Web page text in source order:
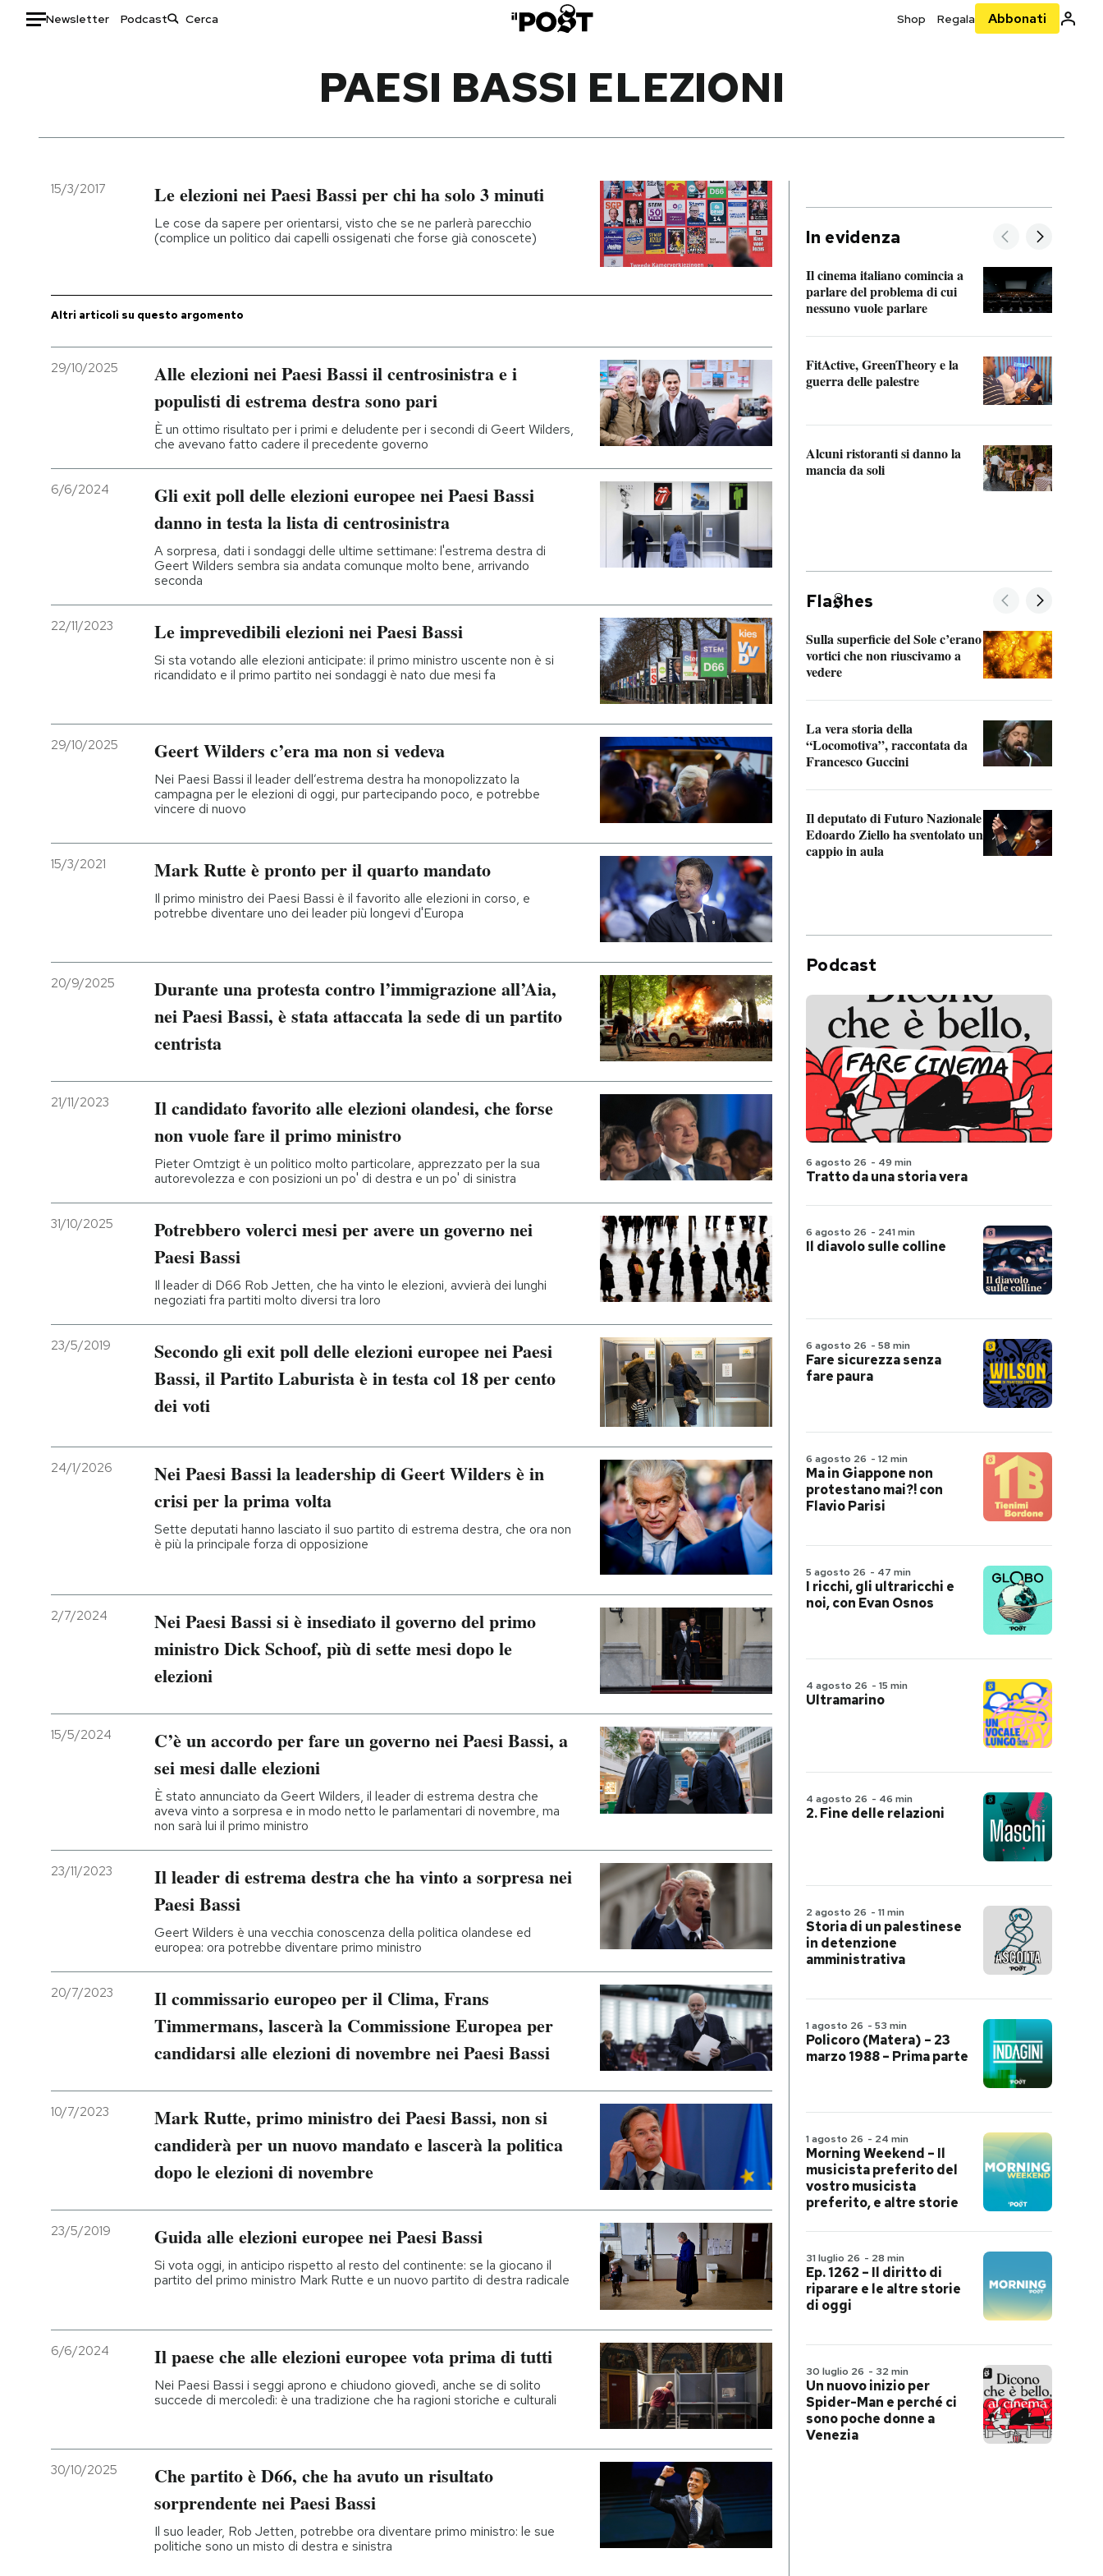
Newsletter Podcast Shop Regala Abbonati
Italia
Politica
Moda
Ok Boomer!
AREA PERSONALE
PAESI BASSI ELEZIONI
15/3/2017 Le elezioni nei Paesi Bassi per chi ha solo 3 minuti
Le cose da sapere per orientarsi, visto che se ne parlerà parecchio
(complice un politico dai capelli ossigenati che forse già conoscete)
Altri articoli su questo argomento
29/10/2025
Alle elezioni nei Paesi Bassi il centrosinistra e i
populisti di estrema destra sono pari
È un ottimo risultato per i primi e deludente per i secondi di Geert Wilders,
che avevano fatto cadere il precedente governo
6/6/2024
Gli exit poll delle elezioni europee nei Paesi Bassi
danno in testa la lista di centrosinistra
A sorpresa, dati i sondaggi delle ultime settimane: l'estrema destra di
Geert Wilders sembra sia andata comunque molto bene, arrivando
seconda
22/11/2023 Le imprevedibili elezioni nei Paesi Bassi
Si sta votando alle elezioni anticipate: il primo ministro uscente non è si
ricandidato e il primo partito nei sondaggi è nato due mesi fa
29/10/2025 Geert Wilders c’era ma non si vedeva
Nei Paesi Bassi il leader dell’estrema destra ha monopolizzato la
campagna per le elezioni di oggi, pur partecipando poco, e potrebbe
vincere di nuovo
15/3/2021 Mark Rutte è pronto per il quarto mandato
Il primo ministro dei Paesi Bassi è il favorito alle elezioni in corso, e
potrebbe diventare uno dei leader più longevi d'Europa
20/9/2025
Durante una protesta contro l’immigrazione all’Aia,
nei Paesi Bassi, è stata attaccata la sede di un partito
centrista
21/11/2023
Il candidato favorito alle elezioni olandesi, che forse
non vuole fare il primo ministro
Pieter Omtzigt è un politico molto particolare, apprezzato per la sua
autorevolezza e con posizioni un po' di destra e un po' di sinistra
31/10/2025
Potrebbero volerci mesi per avere un governo nei
Paesi Bassi
Il leader di D66 Rob Jetten, che ha vinto le elezioni, avvierà dei lunghi
negoziati fra partiti molto diversi tra loro
23/5/2019
Secondo gli exit poll delle elezioni europee nei Paesi
Bassi, il Partito Laburista è in testa col 18 per cento
dei voti
24/1/2026
Nei Paesi Bassi la leadership di Geert Wilders è in
crisi per la prima volta
Sette deputati hanno lasciato il suo partito di estrema destra, che ora non
è più la principale forza di opposizione
2/7/2024
Nei Paesi Bassi si è insediato il governo del primo
ministro Dick Schoof, più di sette mesi dopo le
elezioni
15/5/2024
C’è un accordo per fare un governo nei Paesi Bassi, a
sei mesi dalle elezioni
È stato annunciato da Geert Wilders, il leader di estrema destra che
aveva vinto a sorpresa e in modo netto le parlamentari di novembre, ma
non sarà lui il primo ministro
23/11/2023
Il leader di estrema destra che ha vinto a sorpresa nei
Paesi Bassi
Geert Wilders è una vecchia conoscenza della politica olandese ed
europea: ora potrebbe diventare primo ministro
20/7/2023
Il commissario europeo per il Clima, Frans
Timmermans, lascerà la Commissione Europea per
candidarsi alle elezioni di novembre nei Paesi Bassi
10/7/2023
Mark Rutte, primo ministro dei Paesi Bassi, non si
candiderà per un nuovo mandato e lascerà la politica
dopo le elezioni di novembre
23/5/2019 Guida alle elezioni europee nei Paesi Bassi
Si vota oggi, in anticipo rispetto al resto del continente: se la giocano il
partito del primo ministro Mark Rutte e un nuovo partito di destra radicale
6/6/2024 Il paese che alle elezioni europee vota prima di tutti
Nei Paesi Bassi i seggi aprono e chiudono giovedì, anche se di solito
succede di mercoledì: è una tradizione che ha ragioni storiche e culturali
30/10/2025
Che partito è D66, che ha avuto un risultato
sorprendente nei Paesi Bassi
Il suo leader, Rob Jetten, potrebbe ora diventare primo ministro: le sue
politiche sono un misto di destra e sinistra
In evidenza
Il cinema italiano comincia a
parlare del problema di cui
nessuno vuole parlare
FitActive, GreenTheory e la
guerra delle palestre
Alcuni ristoranti si danno la
mancia da soli
Fla hes
Sulla superficie del Sole c’erano
vortici che non riuscivamo a
vedere
La vera storia della
“Locomotiva”, raccontata da
Francesco Guccini
Il deputato di Futuro Nazionale
Edoardo Ziello ha sventolato un
cappio in aula
Podcast
6 agosto 26 - 49 min
Tratto da una storia vera
6 agosto 26 - 241 min
Il diavolo sulle colline
6 agosto 26 - 58 min
Fare sicurezza senza
fare paura
6 agosto 26 - 12 min
Ma in Giappone non
protestano mai?! con
Flavio Parisi
5 agosto 26 - 47 min
I ricchi, gli ultraricchi e
noi, con Evan Osnos
4 agosto 26 - 15 min
Ultramarino
4 agosto 26 - 46 min
2. Fine delle relazioni
2 agosto 26 - 11 min
Storia di un palestinese
in detenzione
amministrativa
1 agosto 26 - 53 min
Policoro (Matera) – 23
marzo 1988 – Prima parte
1 agosto 26 - 24 min
Morning Weekend – Il
musicista preferito del
vostro musicista
preferito, e altre storie
31 luglio 26 - 28 min
Ep. 1262 – Il diritto di
riparare e le altre storie
di oggi
30 luglio 26 - 32 min
Un nuovo inizio per
Spider-Man e perché ci
sono poche donne a
Venezia